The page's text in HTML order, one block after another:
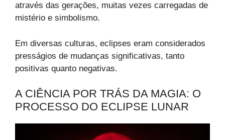
através das gerações, muitas vezes carregadas de
mistério e simbolismo.
Em diversas culturas, eclipses eram considerados
presságios de mudanças significativas, tanto
positivas quanto negativas.
A CIÊNCIA POR TRÁS DA MAGIA: O
PROCESSO DO ECLIPSE LUNAR